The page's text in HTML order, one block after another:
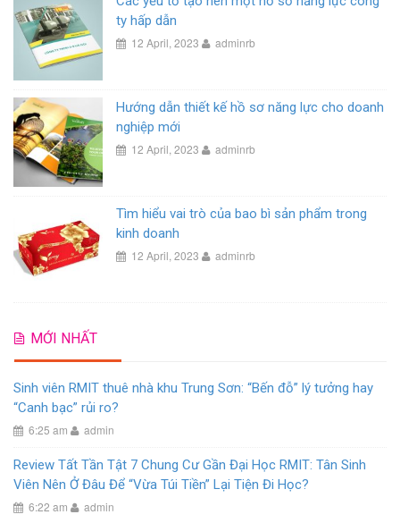
ty hấp dẫn
12 April, 2023 adminrb
Hướng dẫn thiết kế hồ sơ năng lực cho doanh
nghiệp mới
12 April, 2023 adminrb
Tìm hiểu vai trò của bao bì sản phẩm trong
kinh doanh
12 April, 2023 adminrb
MỚI NHẤT
Sinh viên RMIT thuê nhà khu Trung Sơn: “Bến đỗ” lý tưởng hay
“Canh bạc” rủi ro?
6:25 am admin
Review Tất Tần Tật 7 Chung Cư Gần Đại Học RMIT: Tân Sinh
Viên Nên Ở Đâu Để “Vừa Túi Tiền” Lại Tiện Đi Học?
6:22 am admin